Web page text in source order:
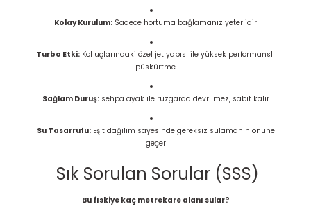
Kolay Kurulum: Sadece hortuma bağlamanız yeterlidir
Turbo Etki: Kol uçlarındaki özel jet yapısı ile yüksek performanslı
püskürtme
Sağlam Duruş:sehpa ayak ile rüzgarda devrilmez, sabit kalır
Su Tasarrufu:Eşit dağılım sayesinde gereksiz sulamanın önüne
geçer
Sık Sorulan Sorular (SSS)
Bu fıskiye kaç metrekare alanı sular?